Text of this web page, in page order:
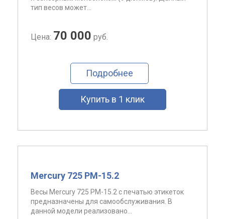
тип весов может...
Цена: 70 000 руб.
Подробнее
Купить в 1 клик
Mercury 725 PM-15.2
Весы Mercury 725 PM-15.2 с печатью этикеток
предназначены для самообслуживания. В
данной модели реализовано...